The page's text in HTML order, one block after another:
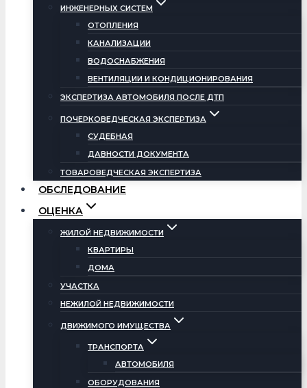
ИНЖЕНЕРНЫХ СИСТЕМ
ОТОПЛЕНИЯ
КАНАЛИЗАЦИИ
ВОДОСНАБЖЕНИЯ
ВЕНТИЛЯЦИИ И КОНДИЦИОНИРОВАНИЯ
ЭКСПЕРТИЗА АВТОМОБИЛЯ ПОСЛЕ ДТП
ПОЧЕРКОВЕДЧЕСКАЯ ЭКСПЕРТИЗА
СУДЕБНАЯ
ДАВНОСТИ ДОКУМЕНТА
ТОВАРОВЕДЧЕСКАЯ ЭКСПЕРТИЗА
ОБСЛЕДОВАНИЕ
ОЦЕНКА
ЖИЛОЙ НЕДВИЖИМОСТИ
КВАРТИРЫ
ДОМА
УЧАСТКА
НЕЖИЛОЙ НЕДВИЖИМОСТИ
ДВИЖИМОГО ИМУЩЕСТВА
ТРАНСПОРТА
АВТОМОБИЛЯ
ОБОРУДОВАНИЯ